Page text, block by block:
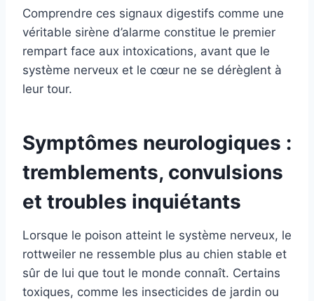
Comprendre ces signaux digestifs comme une
véritable sirène d’alarme constitue le premier
rempart face aux intoxications, avant que le
système nerveux et le cœur ne se dérèglent à
leur tour.
Symptômes neurologiques :
tremblements, convulsions
et troubles inquiétants
Lorsque le poison atteint le système nerveux, le
rottweiler ne ressemble plus au chien stable et
sûr de lui que tout le monde connaît. Certains
toxiques, comme les insecticides de jardin ou